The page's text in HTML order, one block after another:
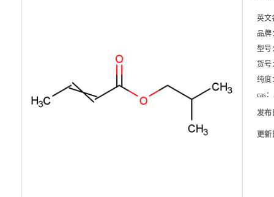
英文
品牌
型号
货号
纯度
cas：
发布
更新